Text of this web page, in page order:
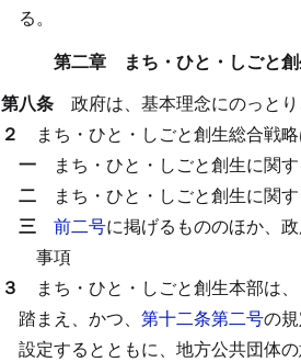
る。
第二章 まち・ひと・しごと
第八条 政府は、基本理念にのっと
２
まち・ひと・しごと創生総合戦
一
まち・ひと・しごと創生に関
二
まち・ひと・しごと創生に関
三 前二号に掲げるもののほか、
事項
３
まち・ひと・しごと創生本部は
踏まえ、かつ、 第十二条第二号の
設定するとともに、地方公共団体